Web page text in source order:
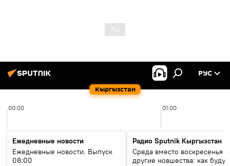
Кыргызстан
РУС
00:00 01:00
Ежедневные новости
Ежедневные новости. Выпуск
08:00
Радио Sputnik Кыргызстан
Среда вместо воскресенья и
другие новшества: как будут